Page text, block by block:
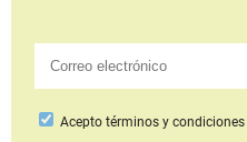
Aceptotérminos y